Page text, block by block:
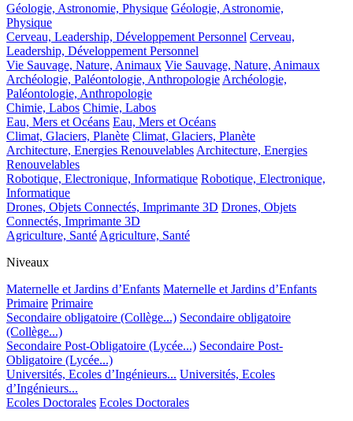
Géologie, Astronomie, Physique Géologie, Astronomie,
Physique
Cerveau, Leadership, Développement Personnel Cerveau,
Leadership, Développement Personnel
Vie Sauvage, Nature, Animaux Vie Sauvage, Nature, Animaux
Archéologie, Paléontologie, Anthropologie Archéologie,
Paléontologie, Anthropologie
Chimie, Labos Chimie, Labos
Eau, Mers et Océans Eau, Mers et Océans
Climat, Glaciers, Planète Climat, Glaciers, Planète
Architecture, Energies Renouvelables Architecture, Energies
Renouvelables
Robotique, Electronique, Informatique Robotique, Electronique,
Informatique
Drones, Objets Connectés, Imprimante 3D Drones, Objets
Connectés, Imprimante 3D
Agriculture, Santé Agriculture, Santé
Niveaux
Maternelle et Jardins d’Enfants Maternelle et Jardins d’Enfants
Primaire Primaire
Secondaire obligatoire (Collège...) Secondaire obligatoire
(Collège...)
Secondaire Post-Obligatoire (Lycée...) Secondaire Post-
Obligatoire (Lycée...)
Universités, Ecoles d’Ingénieurs... Universités, Ecoles
d’Ingénieurs...
Ecoles Doctorales Ecoles Doctorales